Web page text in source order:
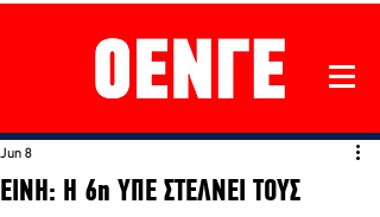
ΕΙΝΗ: Η 6η ΥΠΕ ΣΤΕΛΝΕΙ ΤΟΥΣ
Jun 8